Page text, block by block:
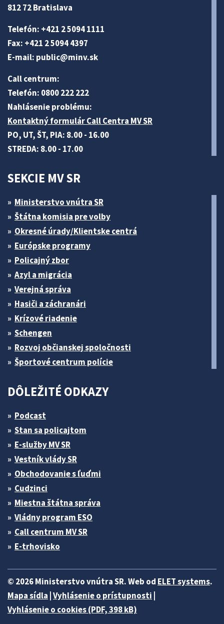
812 72 Bratislava
Telefón: +421 2 5094 1111
Fax: +421 2 5094 4397
E-mail: public@minv.sk
Call centrum:
Telefón: 0800 222 222
Nahlásenie problému:
Kontaktný formulár Call Centra MV SR
PO, UT, ŠT, PIA: 8.00 - 16.00
STREDA: 8.00 - 17.00
SEKCIE MV SR
Ministerstvo vnútra SR
Štátna komisia pre volby
Okresné úrady/Klientske centrá
Európske programy
Policajný zbor
Azyl a migrácia
Verejná správa
Hasiči a záchranári
Krízové riadenie
Schengen
Rozvoj občianskej spoločnosti
Športové centrum polície
DÔLEŽITÉ ODKAZY
Podcast
Stan sa policajtom
E-služby MV SR
Vestník vlády SR
Obchodovanie s ľuďmi
Cudzinci
Miestna štátna správa
Vládny program ESO
Call centrum MV SR
E-trhovisko
© 2026 Ministerstvo vnútra SR. Web od ELET systems.
Mapa sídla Vyhlásenie o prístupnosti
Vyhlásenie o cookies (PDF, 398 kB)